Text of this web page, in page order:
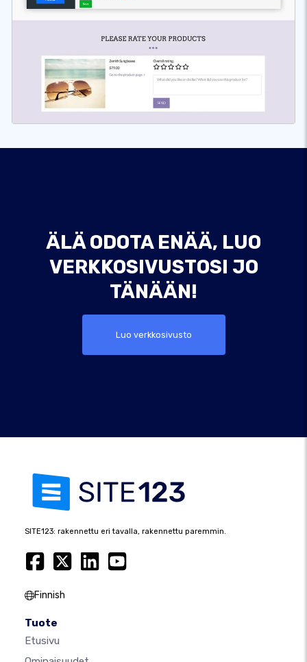
ÄLÄ ODOTA ENÄÄ, LUO
VERKKOSIVUSTOSI JO
TÄNÄÄN!
Luo verkkosivusto
SITE123: rakennettu eri tavalla, rakennettu paremmin.
Finnish
Tuote
Etusivu